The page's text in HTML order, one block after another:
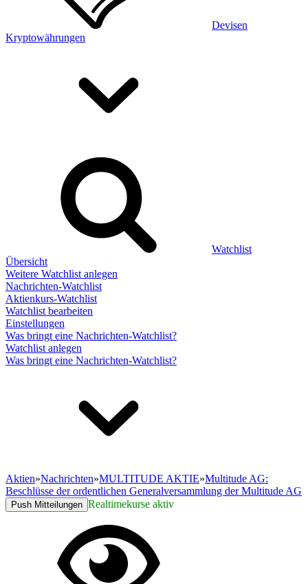
Devisen
Kryptowährungen
Watchlist
Übersicht
Weitere Watchlist anlegen
Nachrichten-Watchlist
Aktienkurs-Watchlist
Watchlist bearbeiten
Einstellungen
Was bringt eine Nachrichten-Watchlist?
Watchlist anlegen
Was bringt eine Nachrichten-Watchlist?
Aktien»Nachrichten»MULTITUDE AKTIE»Multitude AG:
Beschlüsse der ordentlichen Generalversammlung der Multitude AG
Push Mitteilungen Realtimekurse aktiv